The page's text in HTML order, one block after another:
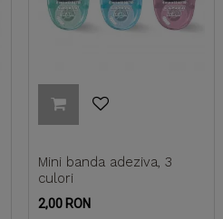
Mini banda adeziva, 3
culori
Pret
2,00 RON